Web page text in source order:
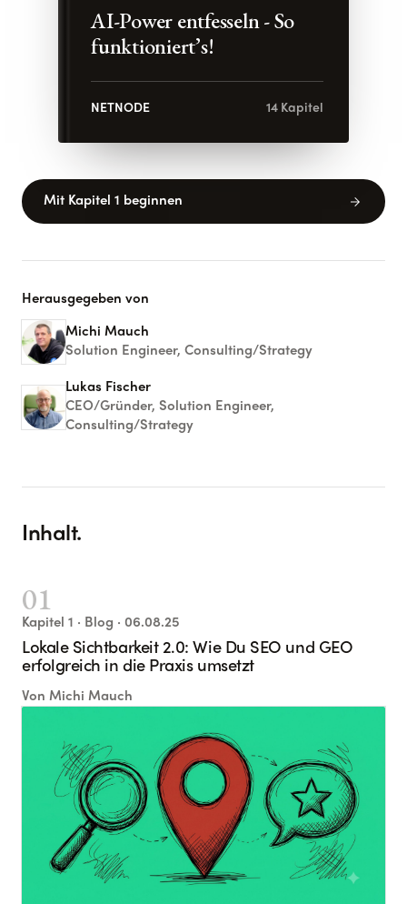
AI-Power entfesseln - So
funktioniert’s!
NETNODE 14 Kapitel
Mit Kapitel 1 beginnen arrow_forward
Herausgegeben von
Michi Mauch
Solution Engineer, Consulting/Strategy
Lukas Fischer
CEO/Gründer, Solution Engineer,
Consulting/Strategy
Inhalt.
01
Kapitel 1 · Blog · 06.08.25
Lokale Sichtbarkeit 2.0: Wie Du SEO und GEO
erfolgreich in die Praxis umsetzt
Von Michi Mauch